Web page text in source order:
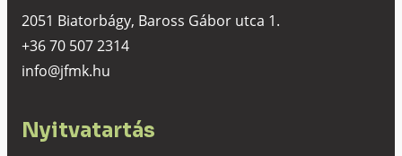
2051 Biatorbágy, Baross Gábor utca 1.
+36 70 507 2314
info@jfmk.hu
Nyitvatartás